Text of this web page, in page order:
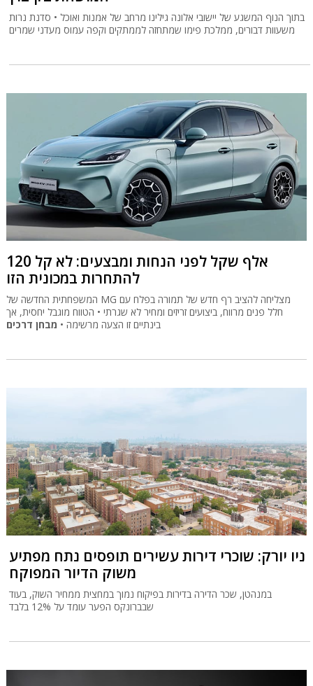
בתוך הנוף המשגע של יישובי אלונה גילינו מרחב של אמנות ואוכל • סדנת נרות
משעוות דבורים, ממלכת פימו שמתחזה לממתקים וקפה עמוס מעדני שמרים
120 אלף שקל לפני הנחות ומבצעים: לא קל
להתחרות במכונית הזו
המשפחתית החדשה של MG מצליחה להציב רף חדש של תמורה בפלח עם
חלל פנים מרווח, ביצועים זריזים ומחיר לא שגרתי • הטווח מוגבל יחסית, אך
בינתיים זו הצעה מרשימה • מבחן דרכים
ניו יורק: שוכרי דירות עשירים תופסים נתח מפתיע
משוק הדיור המפוקח
במנהטן, שכר הדירה בדירות בפיקוח נמוך במחצית ממחיר השוק, בעוד
שבברונקס הפער עומד על 12% בלבד